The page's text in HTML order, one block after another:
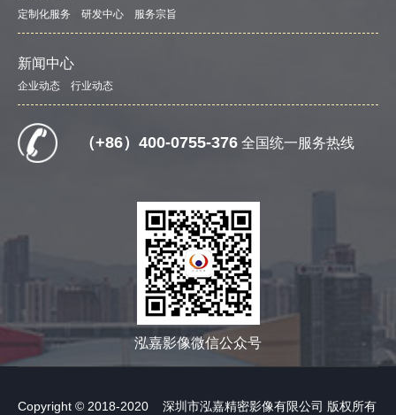
定制化服务 研发中心 服务宗旨
新闻中心
企业动态 行业动态
（+86）400-0755-376 全国统一服务热线
泓嘉影像微信公众号
Copyright © 2018-2020 深圳市泓嘉精密影像有限公司 版权所有